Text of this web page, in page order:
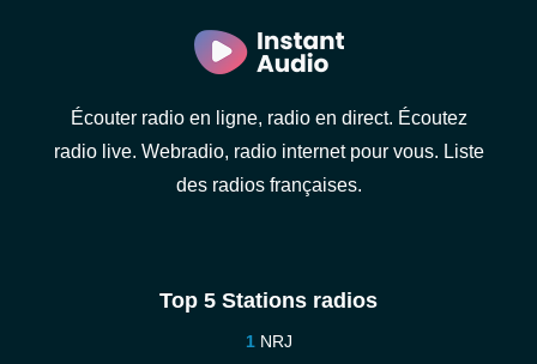
Écouter radio en ligne, radio en direct. Écoutez
radio live. Webradio, radio internet pour vous. Liste
des radios françaises.
Top 5 Stations radios
NRJ